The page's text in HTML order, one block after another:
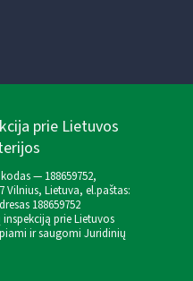
prie Lietuvos
— 188659752,
Vilnius, Lietuva, el.paštas:
188659752
prie Lietuvos
ir saugomi Juridinių